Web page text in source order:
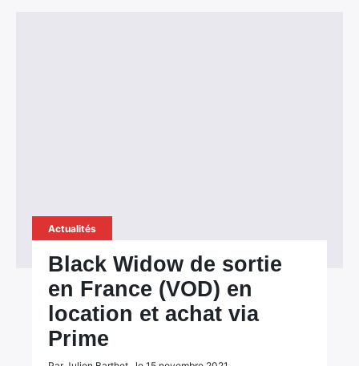
Actualités
Black Widow de sortie
en France (VOD) en
location et achat via
Prime